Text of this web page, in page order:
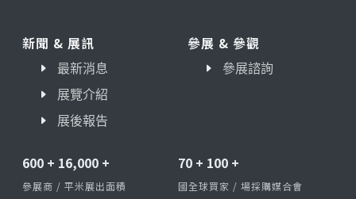
新聞 & 展訊
最新消息
展覽介紹
展後報告
參展 & 參觀
參展諮詢
600 + 16,000 +
參展商 / 平米展出面積
70 + 100 +
國全球買家 / 場採購媒合會